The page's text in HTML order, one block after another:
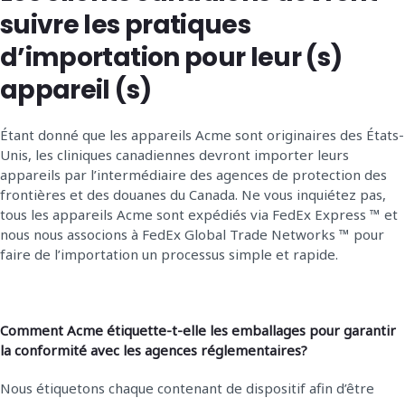
suivre les pratiques
d’importation pour leur (s)
appareil (s)
Étant donné que les appareils Acme sont originaires des États-
Unis, les cliniques canadiennes devront importer leurs
appareils par l’intermédiaire des agences de protection des
frontières et des douanes du Canada. Ne vous inquiétez pas,
tous les appareils Acme sont expédiés via FedEx Express ™ et
nous nous associons à FedEx Global Trade Networks ™ pour
faire de l’importation un processus simple et rapide.
Comment Acme étiquette-t-elle les emballages pour garantir
la conformité avec les agences réglementaires?
Nous étiquetons chaque contenant de dispositif afin d’être